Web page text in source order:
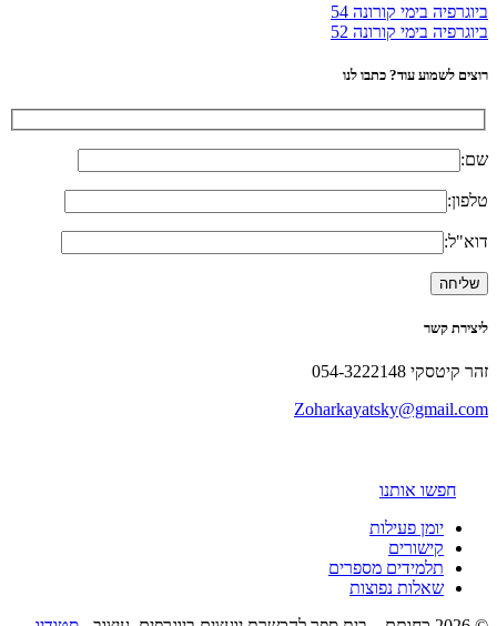
ביוגרפיה בימי קורונה 54
ביוגרפיה בימי קורונה 52
רוצים לשמוע עוד? כתבו לנו
שם:
טלפון:
דוא"ל:
ליצירת קשר
זהר קיטסקי 054-3222148
Zoharkayatsky@gmail.com
חפשו אותנו
יומן פעילות
קישורים
תלמידים מספרים
שאלות נפוצות